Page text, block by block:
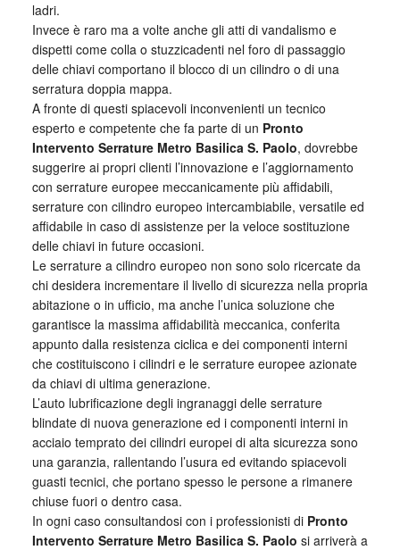
ladri.
Invece è raro ma a volte anche gli atti di vandalismo e
dispetti come colla o stuzzicadenti nel foro di passaggio
delle chiavi comportano il blocco di un cilindro o di una
serratura doppia mappa.
A fronte di questi spiacevoli inconvenienti un tecnico
esperto e competente che fa parte di un Pronto
Intervento Serrature Metro Basilica S. Paolo, dovrebbe
suggerire ai propri clienti l’innovazione e l’aggiornamento
con serrature europee meccanicamente più affidabili,
serrature con cilindro europeo intercambiabile, versatile ed
affidabile in caso di assistenze per la veloce sostituzione
delle chiavi in future occasioni.
Le serrature a cilindro europeo non sono solo ricercate da
chi desidera incrementare il livello di sicurezza nella propria
abitazione o in ufficio, ma anche l’unica soluzione che
garantisce la massima affidabilità meccanica, conferita
appunto dalla resistenza ciclica e dei componenti interni
che costituiscono i cilindri e le serrature europee azionate
da chiavi di ultima generazione.
L’auto lubrificazione degli ingranaggi delle serrature
blindate di nuova generazione ed i componenti interni in
acciaio temprato dei cilindri europei di alta sicurezza sono
una garanzia, rallentando l’usura ed evitando spiacevoli
guasti tecnici, che portano spesso le persone a rimanere
chiuse fuori o dentro casa.
In ogni caso consultandosi con i professionisti di Pronto
Intervento Serrature Metro Basilica S. Paolo si arriverà a